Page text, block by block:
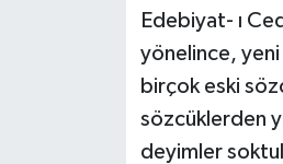
Edebiyat- ı
yönelince, yeni
birçok eski
sözcüklerden
deyimler